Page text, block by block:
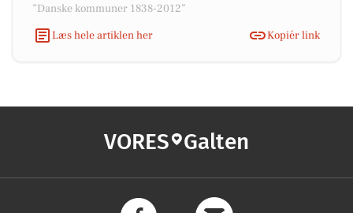
”Danske kommuner 1838-2012”
Læs hele artiklen her
Kopiér link
VORES Galten